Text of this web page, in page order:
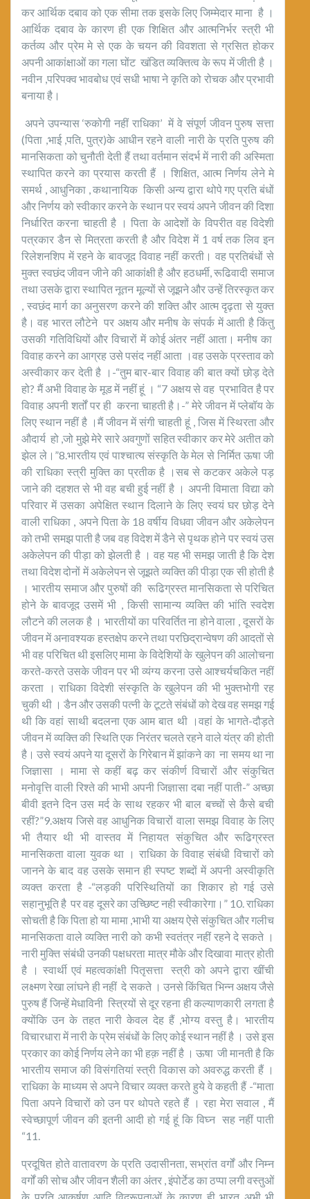
कर आर्थिक दबाव को एक सीमा तक इसके लिए जिम्मेदार माना है ।
आर्थिक दबाव के कारण ही एक शिक्षित और आत्मनिर्भर स्त्री भी
कर्तव्य और प्रेम मे से एक के चयन की विवशता से ग्रसित होकर
अपनी आकांक्षाओं का गला घोंट खंडित व्यक्तित्व के रूप में जीती है ।
नवीन ,परिपक्व भावबोध एवं सधी भाषा ने कृति को रोचक और प्रभावी
बनाया है।
अपने उपन्यास ‘रुकोगी नहीं राधिका’ में वे संपूर्ण जीवन पुरुष सत्ता
(पिता ,भाई ,पति, पुत्र)के आधीन रहने वाली नारी के प्रति पुरुष की
मानसिकता को चुनौती देती हैं तथा वर्तमान संदर्भ में नारी की अस्मिता
स्थापित करने का प्रयास करती हैं । शिक्षित, आत्म निर्णय लेने मे
समर्थ , आधुनिका , कथानायिक किसी अन्य द्वारा थोपे गए प्रति बंधों
और निर्णय को स्वीकार करने के स्थान पर स्वयं अपने जीवन की दिशा
निर्धारित करना चाहती है । पिता के आदेशों के विपरीत वह विदेशी
पत्रकार डैन से मित्रता करती है और विदेश में 1 वर्ष तक लिव इन
रिलेशनशिप में रहने के बावजूद विवाह नहीं करती। वह प्रतिबंधों से
मुक्त स्वछंद जीवन जीने की आकांक्षी है और हठधर्मी, रूढिवादी समाज
तथा उसके द्वारा स्थापित नूतन मूल्यों से जूझने और उन्हें तिरस्कृत कर
, स्वछंद मार्ग का अनुसरण करने की शक्ति और आत्म दृढ़ता से युक्त
है। वह भारत लौटेने पर अक्षय और मनीष के संपर्क में आती है किंतु
उसकी गतिविधियों और विचारों में कोई अंतर नहीं आता। मनीष का
विवाह करने का आग्रह उसे पसंद नहीं आता ।वह उसके प्रस्ताव को
अस्वीकार कर देती है ।-“तुम बार-बार विवाह की बात क्यों छोड़ देते
हो? मैं अभी विवाह के मूड में नहीं हूं । “7 अक्षय से वह प्रभावित है पर
विवाह अपनी शर्तों पर ही करना चाहती है।-” मेरे जीवन में प्लेबॉय के
लिए स्थान नहीं है ।मैं जीवन में संगी चाहती हूं , जिस में स्थिरता और
औदार्य हो ,जो मुझे मेरे सारे अवगुणों सहित स्वीकार कर मेरे अतीत को
झेल ले।”8.भारतीय एवं पाश्चात्य संस्कृति के मेल से निर्मित ऊषा जी
की राधिका स्त्री मुक्ति का प्रतीक है ।सब से कटकर अकेले पड़
जाने की दहशत से भी वह बची हुई नहीं है । अपनी विमाता विद्या को
परिवार में उसका अपेक्षित स्थान दिलाने के लिए स्वयं घर छोड़ देने
वाली राधिका , अपने पिता के 18 वर्षीय विधवा जीवन और अकेलेपन
को तभी समझ पाती है जब वह विदेश में डैने से पृथक होने पर स्वयं उस
अकेलेपन की पीड़ा को झेलती है । वह यह भी समझ जाती है कि देश
तथा विदेश दोनों में अकेलेपन से जूझते व्यक्ति की पीड़ा एक सी होती है
। भारतीय समाज और पुरुषों की रूढिग्रस्त मानसिकता से परिचित
होने के बावजूद उसमें भी , किसी सामान्य व्यक्ति की भांति स्वदेश
लौटने की ललक है । भारतीयों का परिवर्तित ना होने वाला , दूसरों के
जीवन में अनावश्यक हस्तक्षेप करने तथा परछिद्रान्वेषण की आदतों से
भी वह परिचित थी इसलिए मामा के विदेशियों के खुलेपन की आलोचना
करते-करते उसके जीवन पर भी व्यंग्य करना उसे आश्चर्यचकित नहीं
करता । राधिका विदेशी संस्कृति के खुलेपन की भी भुक्तभोगी रह
चुकी थी । डैन और उसकी पत्नी के टूटते संबंधों को देख वह समझ गई
थी कि वहां साथी बदलना एक आम बात थी ।वहां के भागते-दौड़ते
जीवन में व्यक्ति की स्थिति एक निरंतर चलते रहने वाले यंत्र की होती
है। उसे स्वयं अपने या दूसरों के गिरेबान में झांकने का ना समय था ना
जिज्ञासा । मामा से कहीं बढ़ कर संकीर्ण विचारों और संकुचित
मनोवृत्ति वाली रिश्ते की भाभी अपनी जिज्ञासा दबा नहीं पाती-” अच्छा
बीवी इतने दिन उस मर्द के साथ रहकर भी बाल बच्चों से कैसे बची
रहीं?”9.अक्षय जिसे वह आधुनिक विचारों वाला समझ विवाह के लिए
भी तैयार थी भी वास्तव में निहायत संकुचित और रूढिग्रस्त
मानसिकता वाला युवक था । राधिका के विवाह संबंधी विचारों को
जानने के बाद वह उसके समान ही स्पष्ट शब्दों में अपनी अस्वीकृति
व्यक्त करता है -“लड़की परिस्थितियों का शिकार हो गई उसे
सहानुभूति है पर वह दूसरे का उच्छिष्ट नही स्वीकारेगा।” 10. राधिका
सोचती है कि पिता हो या मामा ,भाभी या अक्षय ऐसे संकुचित और गलीच
मानसिकता वाले व्यक्ति नारी को कभी स्वतंत्र नहीं रहने दे सकते ।
नारी मुक्ति संबंधी उनकी पक्षधरता मात्र मौके और दिखावा मात्र होती
है । स्वार्थी एवं महत्वकांक्षी पितृसत्ता स्त्री को अपने द्वारा खींची
लक्ष्मण रेखा लांघने ही नहीं दे सकते । उनसे किंचित भिन्न अक्षय जैसे
पुरुष हैं जिन्हें मेधाविनी स्त्रियों से दूर रहना ही कल्याणकारी लगता है
क्योंकि उन के तहत नारी केवल देह हैं ,भोग्य वस्तु है। भारतीय
विचारधारा में नारी के प्रेम संबंधों के लिए कोई स्थान नहीं है । उसे इस
प्रकार का कोई निर्णय लेने का भी हक़ नहीं है । ऊषा जी मानती है कि
भारतीय समाज की विसंगतियां स्त्री विकास को अवरुद्ध करती हैं ।
राधिका के माध्यम से अपने विचार व्यक्त करते हुये वे कहती हैं -“माता
पिता अपने विचारों को उन पर थोपते रहते हैं । रहा मेरा सवाल , मैं
स्वेच्छापूर्ण जीवन की इतनी आदी हो गई हूं कि विघ्न सह नहीं पाती
“11.
प्रदूषित होते वातावरण के प्रति उदासीनता, सभ्रांत वर्गों और निम्न
वर्गों की सोच और जीवन शैली का अंतर , इंपोर्टेड का ठप्पा लगी वस्तुओं
के प्रति आकर्षण आदि विद्रूपताओं के कारण ही भारत अभी भी